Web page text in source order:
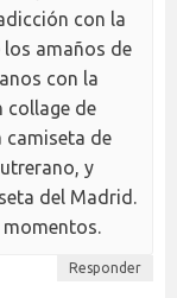
con la
amaños de
con la
collage de
camiseta de
y
del Madrid.
Responder